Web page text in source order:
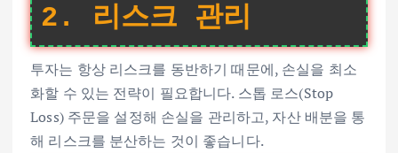
2. 리스크 관리
투자는 항상 리스크를 동반하기 때문에, 손실을 최소
화할 수 있는 전략이 필요합니다. 스톱 로스(Stop
Loss) 주문을 설정해 손실을 관리하고, 자산 배분을 통
해 리스크를 분산하는 것이 좋습니다.